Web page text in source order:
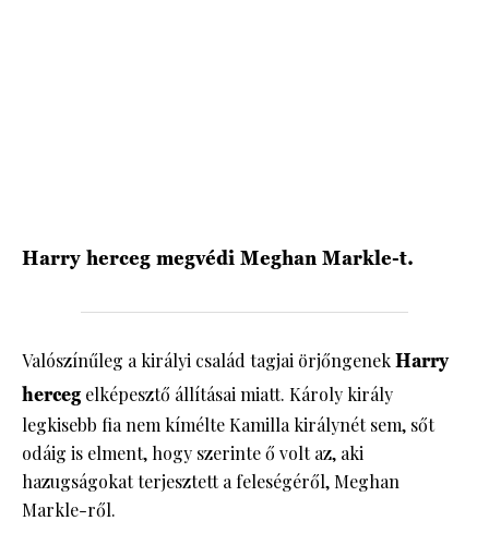
Harry herceg megvédi Meghan Markle-t.
Valószínűleg a királyi család tagjai örjőngenekHarry
herceg elképesztő állításai miatt. Károly király
legkisebb fia nem kímélte Kamilla királynét sem, sőt
odáig is elment, hogy szerinte ő volt az, aki
hazugságokat terjesztett a feleségéről, Meghan
Markle-ről.